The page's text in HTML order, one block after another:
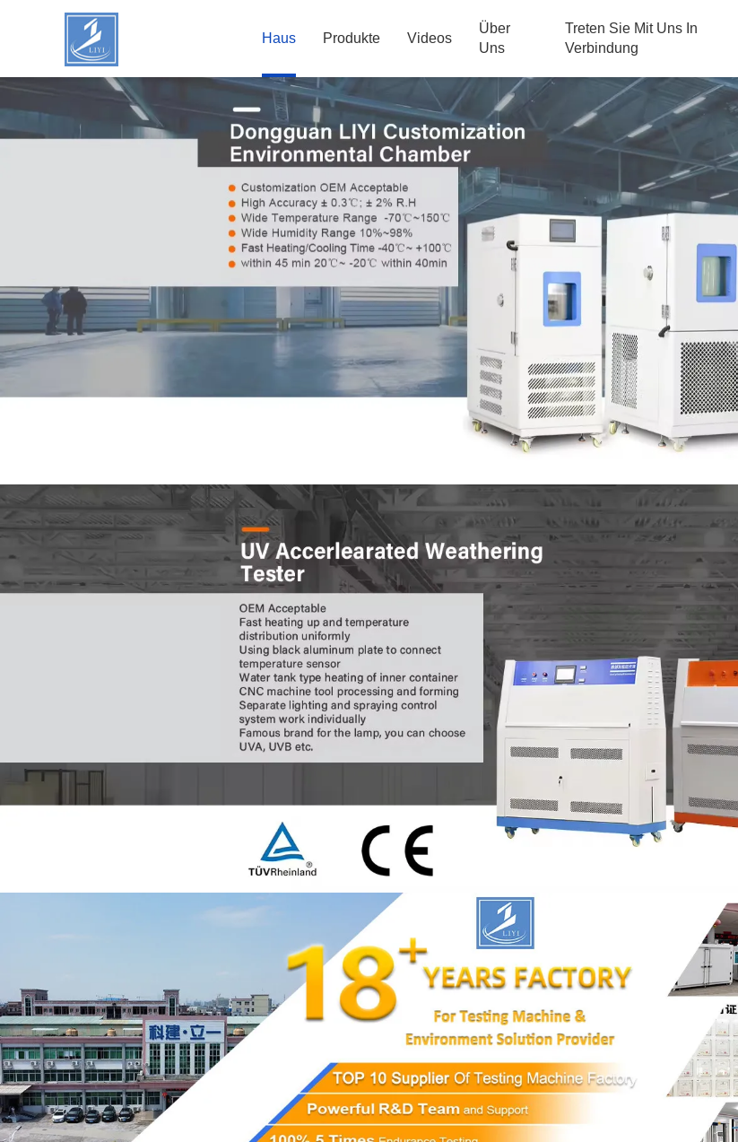
Haus Produkte Videos
Über
Uns
Treten Sie Mit Uns In
Verbindung